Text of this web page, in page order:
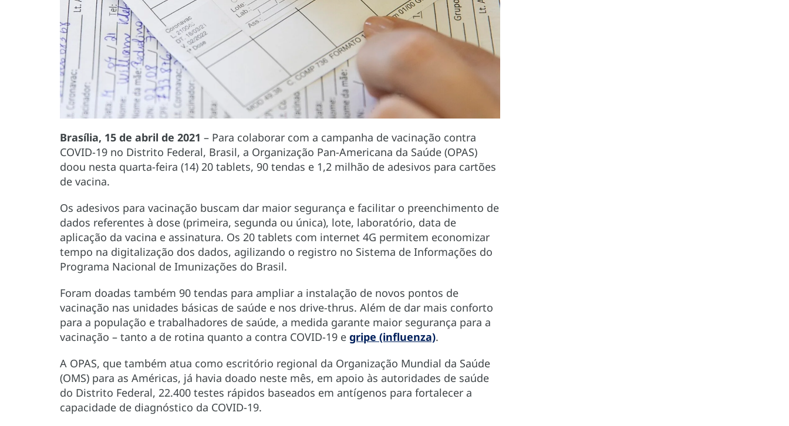
Brasília, 15 de abril de 2021 – Para colaborar com a campanha de vacinação contra
COVID-19 no Distrito Federal, Brasil, a Organização Pan-Americana da Saúde (OPAS)
doou nesta quarta-feira (14) 20 tablets, 90 tendas e 1,2 milhão de adesivos para cartões
de vacina.
Os adesivos para vacinação buscam dar maior segurança e facilitar o preenchimento de
dados referentes à dose (primeira, segunda ou única), lote, laboratório, data de
aplicação da vacina e assinatura. Os 20 tablets com internet 4G permitem economizar
tempo na digitalização dos dados, agilizando o registro no Sistema de Informações do
Programa Nacional de Imunizações do Brasil.
Foram doadas também 90 tendas para ampliar a instalação de novos pontos de
vacinação nas unidades básicas de saúde e nos drive-thrus. Além de dar mais conforto
para a população e trabalhadores de saúde, a medida garante maior segurança para a
vacinação – tanto a de rotina quanto a contra COVID-19 e gripe (influenza).
A OPAS, que também atua como escritório regional da Organização Mundial da Saúde
(OMS) para as Américas, já havia doado neste mês, em apoio às autoridades de saúde
do Distrito Federal, 22.400 testes rápidos baseados em antígenos para fortalecer a
capacidade de diagnóstico da COVID-19.